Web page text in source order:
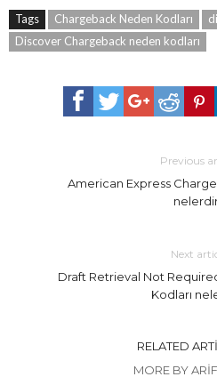
Tags Chargeback Neden Kodları
Discover Chargeback neden kodları
Previous
American Express
Next
Draft Retrieval Not
Kodları
RELATED
MORE BY